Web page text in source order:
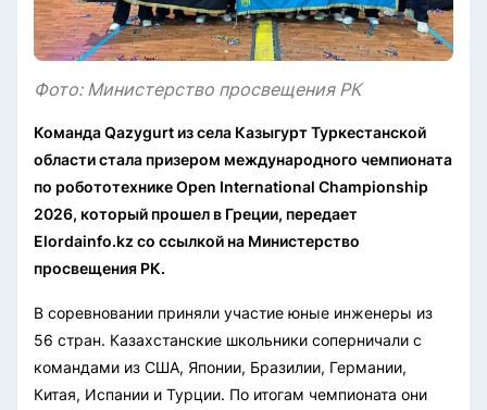
Фото: Министерство просвещения РК
Команда Qazygurt из села Казыгурт Туркестанской
области стала призером международного чемпионата
по робототехнике Open International Championship
2026, который прошел в Греции, передает
Elordainfo.kz со ссылкой на Министерство
просвещения РК.
В соревновании приняли участие юные инженеры из
56 стран. Казахстанские школьники соперничали с
командами из США, Японии, Бразилии, Германии,
Китая, Испании и Турции. По итогам чемпионата они